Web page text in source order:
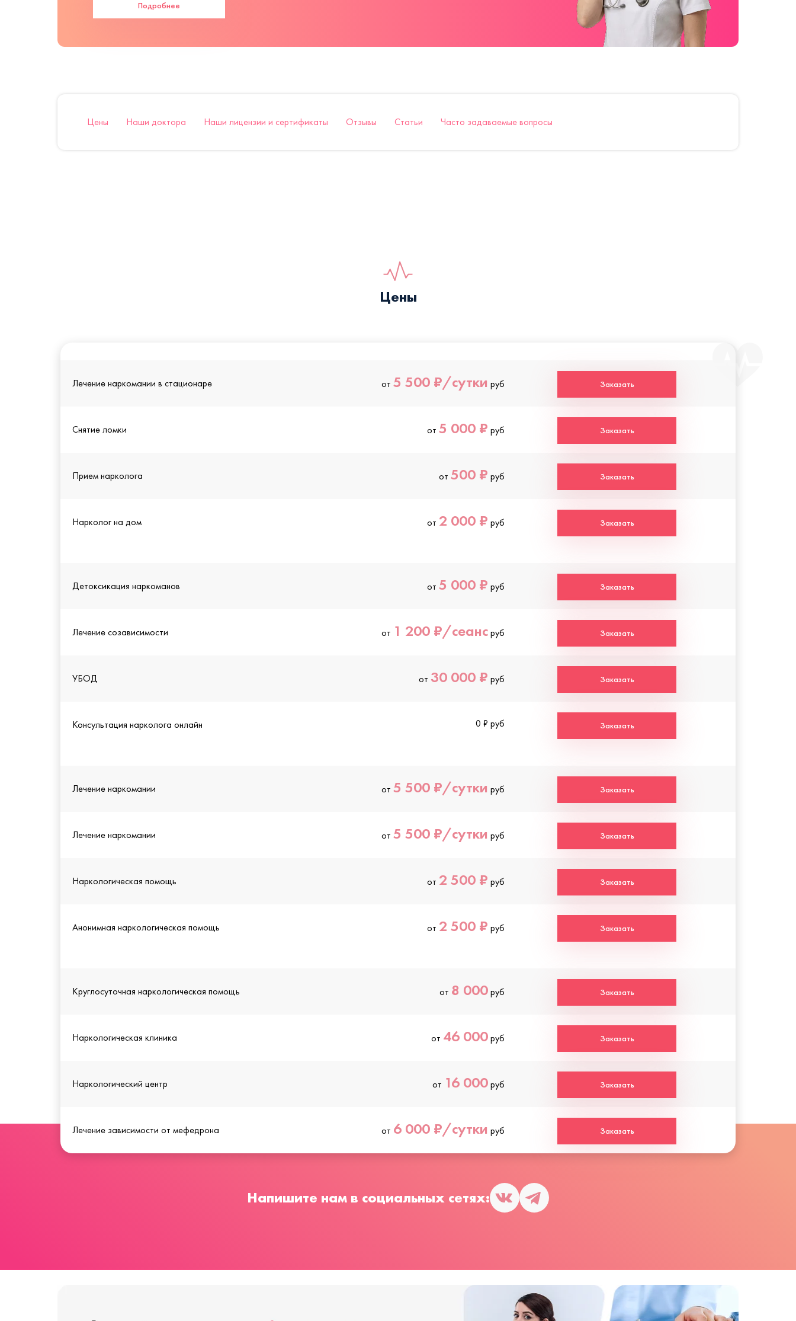
Подробнее
Цены Наши доктора Наши лицензии и сертификаты Отзывы Статьи Часто задаваемые вопросы
Цены
Лечение наркомании в стационаре от 5 500 ₽/сутки руб Заказать
Снятие ломки от 5 000 ₽ руб Заказать
Прием нарколога от 500 ₽ руб Заказать
Нарколог на дом от 2 000 ₽ руб Заказать
Детоксикация наркоманов от 5 000 ₽ руб Заказать
Лечение созависимости от 1 200 ₽/сеансруб Заказать
УБОД от 30 000 ₽ руб Заказать
Консультация нарколога онлайн 0 ₽ руб Заказать
Лечение наркомании от 5 500 ₽/сутки руб Заказать
Лечение наркомании от 5 500 ₽/сутки руб Заказать
Наркологическая помощь от 2 500 ₽ руб Заказать
Анонимная наркологическая помощь от 2 500 ₽ руб Заказать
Круглосуточная наркологическая помощь от 8 000руб Заказать
Наркологическая клиника от 46 000руб Заказать
Наркологический центр от 16 000руб Заказать
Лечение зависимости от мефедрона от 6 000 ₽/сутки руб Заказать
Напишите нам в социальных сетях: